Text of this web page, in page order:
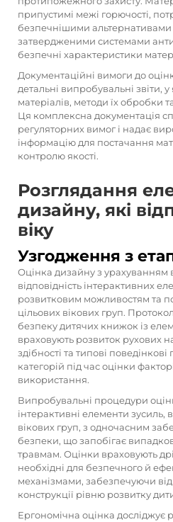
припустимі межі горючості,
безпечнішими
затвердженими системами
безпечні характеристики
Документаційні вимоги до
детальні випробувальні звіти,
матеріалів, методи їх обробки
Ця комплексна документація
регуляторних вимог і надає
інформацію для постачання
контролю якості.
Розглядання
дизайну, які
віку
Узгодження з
Оцінка дизайну з урахуванням
відповідність інтерактивних
розвитковим можливостям та
цільових вікових груп.
безпеку дитячих книжок із
враховують розвиток рухових
здібності та типові
категорій під час оцінки
використання.
Випробувальні процедури
інтерактивні елементи зусиль,
вікових груп, з одночасним
безпеки, що запобігає
травмам. Оцінки враховують
необхідні для безпечного й
механізмами, забезпечуючи
конструкції рівню розвитку
Ергономічна оцінка досліджує